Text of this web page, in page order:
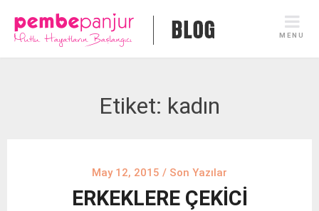
content
MENU
Etiket: kadın
May 12, 2015 / Son Yazılar
ERKEKLERE ÇEKİCİ